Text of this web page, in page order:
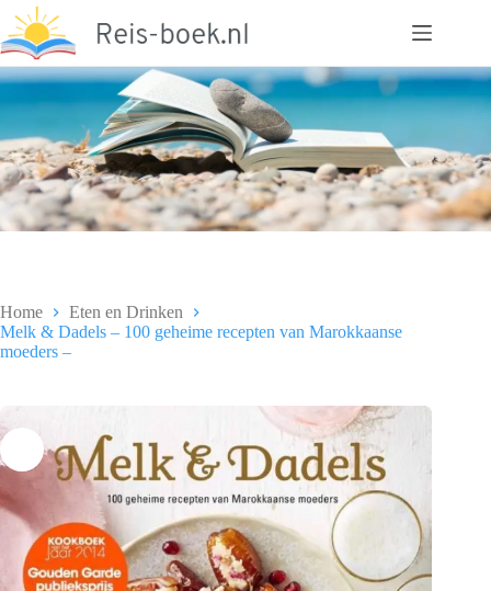
naar
de
inhoud
Home
Eten en Drinken
Melk & Dadels – 100 geheime recepten van Marokkaanse
moeders –